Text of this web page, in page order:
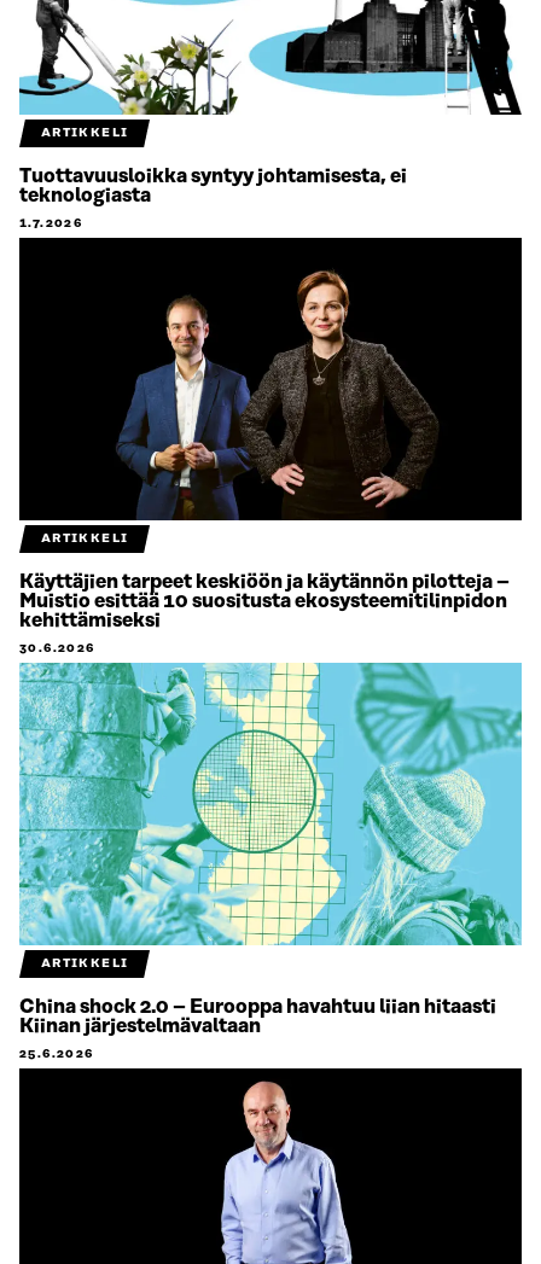
ARTIKKELI
Tuottavuusloikka syntyy johtamisesta, ei
teknologiasta
1.7.2026
ARTIKKELI
Käyttäjien tarpeet keskiöön ja käytännön pilotteja –
Muistio esittää 10 suositusta ekosysteemitilinpidon
kehittämiseksi
30.6.2026
ARTIKKELI
China shock 2.0 – Eurooppa havahtuu liian hitaasti
Kiinan järjestelmävaltaan
25.6.2026